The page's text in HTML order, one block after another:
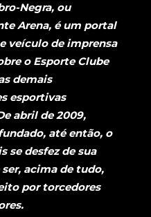
Negra, ou
Arena, é um portal
veículo de imprensa
o Esporte Clube
demais
esportivas
abril de 2009,
até então, o
se desfez de sua
ser, acima de tudo,
por torcedores